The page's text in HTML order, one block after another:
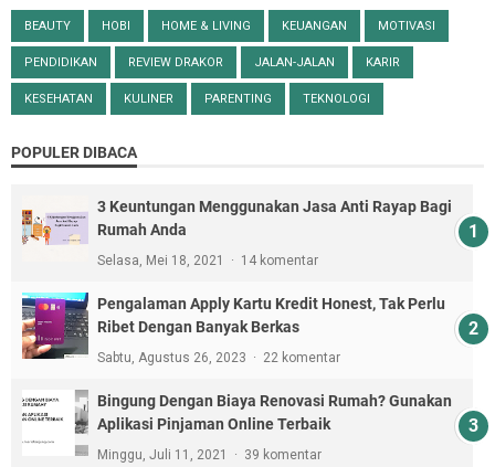
BEAUTY HOBI HOME & LIVING KEUANGAN MOTIVASI
PENDIDIKAN REVIEW DRAKOR JALAN-JALAN KARIR
KESEHATAN KULINER PARENTING TEKNOLOGI
POPULER DIBACA
3 Keuntungan Menggunakan Jasa Anti Rayap Bagi
Rumah Anda
Selasa, Mei 18, 2021 14 komentar
Pengalaman Apply Kartu Kredit Honest, Tak Perlu
Ribet Dengan Banyak Berkas
Sabtu, Agustus 26, 2023 22 komentar
Bingung Dengan Biaya Renovasi Rumah? Gunakan
Aplikasi Pinjaman Online Terbaik
Minggu, Juli 11, 2021 39 komentar